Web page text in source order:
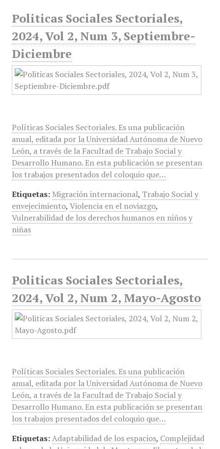
Politicas Sociales Sectoriales,
2024, Vol 2, Num 3, Septiembre-
Diciembre
Políticas Sociales Sectoriales. Es una publicación
anual, editada por la Universidad Autónoma de Nuevo
León, a través de la Facultad de Trabajo Social y
Desarrollo Humano. En esta publicación se presentan
los trabajos presentados del coloquio que…
Etiquetas: Migración internacional, Trabajo Social y
envejecimiento, Violencia en el noviazgo,
Vulnerabilidad de los derechos humanos en niños y
niñas
Politicas Sociales Sectoriales,
2024, Vol 2, Num 2, Mayo-Agosto
Políticas Sociales Sectoriales. Es una publicación
anual, editada por la Universidad Autónoma de Nuevo
León, a través de la Facultad de Trabajo Social y
Desarrollo Humano. En esta publicación se presentan
los trabajos presentados del coloquio que…
Etiquetas: Adaptabilidad de los espacios, Complejidad